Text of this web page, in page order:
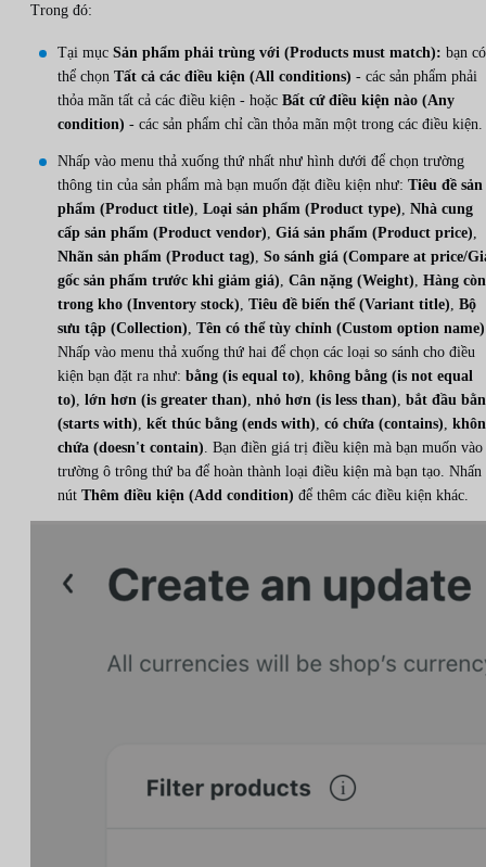
Trong đó:
Tại mục Sản phẩm phải trùng với (Products must match): bạn có
thể chọn Tất cả các điều kiện (All conditions) - các sản phẩm phải
thỏa mãn tất cả các điều kiện - hoặc Bất cứ điều kiện nào (Any
condition) - các sản phẩm chỉ cần thỏa mãn một trong các điều kiện.
Nhấp vào menu thả xuống thứ nhất như hình dưới để chọn trường
thông tin của sản phẩm mà bạn muốn đặt điều kiện như: Tiêu đề sản
phẩm (Product title), Loại sản phẩm (Product type), Nhà cung
cấp sản phẩm (Product vendor), Giá sản phẩm (Product price),
Nhãn sản phẩm (Product tag), So sánh giá (Compare at price/
gốc sản phẩm trước khi giảm giá), Cân nặng (Weight), Hàng còn
trong kho (Inventory stock), Tiêu đề biến thể (Variant title), Bộ
sưu tập (Collection), Tên có thể tùy chỉnh (Custom option name)
Nhấp vào menu thả xuống thứ hai để chọn các loại so sánh cho điều
kiện bạn đặt ra như: bằng (is equal to), không bằng (is not equal
to), lớn hơn (is greater than), nhỏ hơn (is less than), bắt đầu
(starts with), kết thúc bằng (ends with), có chứa (contains),
chứa (doesn't contain). Bạn điền giá trị điều kiện mà bạn muốn vào
trường ô trông thứ ba để hoàn thành loại điều kiện mà bạn tạo. Nhấn
nút Thêm điều kiện (Add condition) để thêm các điều kiện khác.